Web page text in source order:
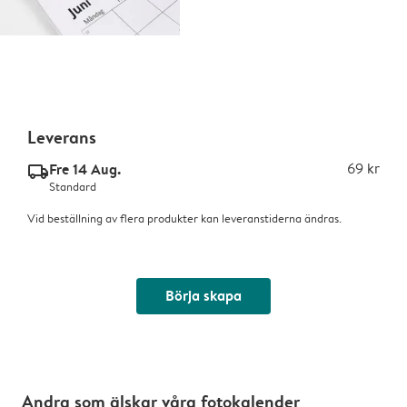
Leverans
delivery_standard_v2Fre 14 Aug. 69 kr
Standard
Vid beställning av flera produkter kan leveranstiderna ändras.
Börja skapa
Andra som älskar våra fotokalender